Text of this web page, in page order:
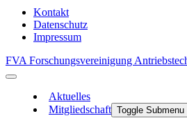
Kontakt
Datenschutz
Impressum
FVA Forschungsvereinigung
Aktuelles
Mitgliedschaft Toggle Submenu